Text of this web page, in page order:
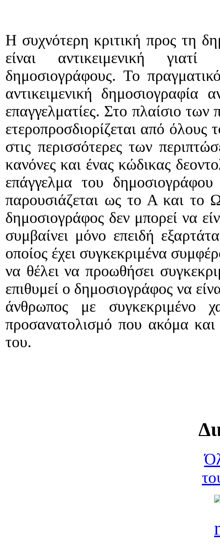
Η συχνότερη κριτική προς τη
είναι αντικειμενική
δημοσιογράφους. Το
αντικειμενική δημοσιογραφία
επαγγελματίες. Στο πλαίσιο
ετεροπροσδιορίζεται από
στις περισσότερες των
κανόνες και ένας κώδικας
επάγγελμα του
παρουσιάζεται ως το Α και το
δημοσιογράφος δεν μπορεί να
συμβαίνει μόνο επειδή
οποίος έχει συγκεκριμένα
να θέλει να προωθήσει
επιθυμεί ο δημοσιογράφος να
άνθρωπος με συγκεκριμένο
προσανατολισμό που ακόμα
του.